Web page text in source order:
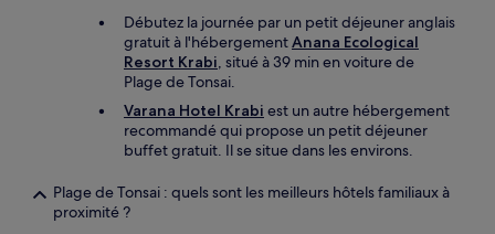
Débutez la journée par un petit déjeuner anglais
gratuit à l'hébergementAnana Ecological
Resort Krabi, situé à 39 min en voiture de
Plage de Tonsai.
Varana Hotel Krabi est un autre hébergement
recommandé qui propose un petit déjeuner
buffet gratuit. Il se situe dans les environs.
Plage de Tonsai : quels sont les meilleurs hôtels familiaux à
proximité ?